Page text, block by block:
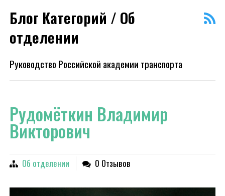
Блог Категорий / Об
отделении
Руководство Российской академии транспорта
Рудомёткин Владимир
Викторович
Об отделении 0 Отзывов